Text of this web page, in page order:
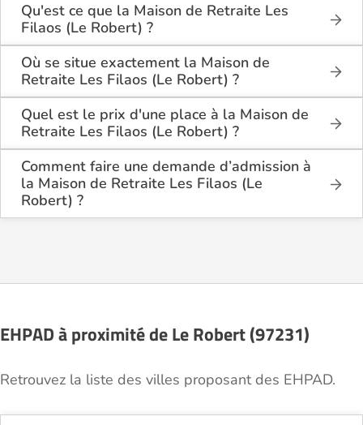
Qu'est ce que la Maison de Retraite Les
Filaos (Le Robert) ?
La Maison de Retraite Les Filaos (Le Robert) est
une maison de retraite médicalisée de type
hébergement permanent, hébergement temporaire ,
située à Le Robert (97231).
Où se situe exactement la Maison de
Retraite Les Filaos (Le Robert) ?
La Maison de Retraite Les Filaos (Le Robert) est
située Rue Du Bois Poteau à Le Robert (97231),
en Martinique (972).
Quel est le prix d'une place à la Maison de
Retraite Les Filaos (Le Robert) ?
La Maison de Retraite Les Filaos (Le Robert)
propose des logements en chambre simple à partir
de 2 511€ par mois, et en chambre double à partir
de 2 511€ par mois.
Comment faire une demande d’admission à
la Maison de Retraite Les Filaos (Le
Robert) ?
La demande s’effectue directement via le formulaire
les coûts et les démarches administratives
EHPAD à proximité de Le Robert (97231)
Retrouvez la liste des villes proposant des EHPAD.